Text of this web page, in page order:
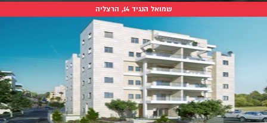
שמואל הנגיד 14, הרצליה